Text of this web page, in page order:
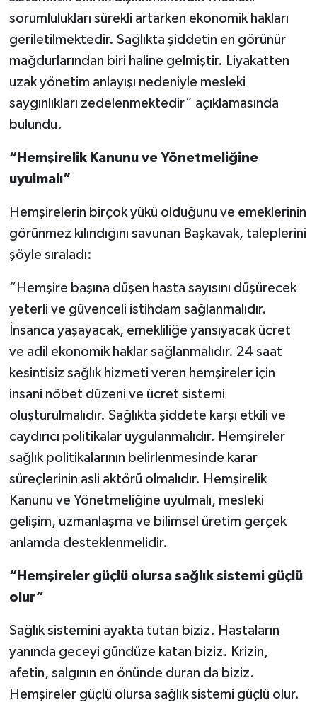
sorumlulukları sürekli artarken ekonomik hakları
geriletilmektedir. Sağlıkta şiddetin en görünür
mağdurlarından biri haline gelmiştir. Liyakatten
uzak yönetim anlayışı nedeniyle mesleki
saygınlıkları zedelenmektedir” açıklamasında
bulundu.
“Hemşirelik Kanunu ve Yönetmeliğine
uyulmalı”
Hemşirelerin birçok yükü olduğunu ve emeklerinin
görünmez kılındığını savunan Başkavak, taleplerini
şöyle sıraladı:
“Hemşire başına düşen hasta sayısını düşürecek
yeterli ve güvenceli istihdam sağlanmalıdır.
İnsanca yaşayacak, emekliliğe yansıyacak ücret
ve adil ekonomik haklar sağlanmalıdır. 24 saat
kesintisiz sağlık hizmeti veren hemşireler için
insani nöbet düzeni ve ücret sistemi
oluşturulmalıdır. Sağlıkta şiddete karşı etkili ve
caydırıcı politikalar uygulanmalıdır. Hemşireler
sağlık politikalarının belirlenmesinde karar
süreçlerinin asli aktörü olmalıdır. Hemşirelik
Kanunu ve Yönetmeliğine uyulmalı, mesleki
gelişim, uzmanlaşma ve bilimsel üretim gerçek
anlamda desteklenmelidir.
“Hemşireler güçlü olursa sağlık sistemi güçlü
olur”
Sağlık sistemini ayakta tutan biziz. Hastaların
yanında geceyi gündüze katan biziz. Krizin,
afetin, salgının en önünde duran da biziz.
Hemşireler güçlü olursa sağlık sistemi güçlü olur.